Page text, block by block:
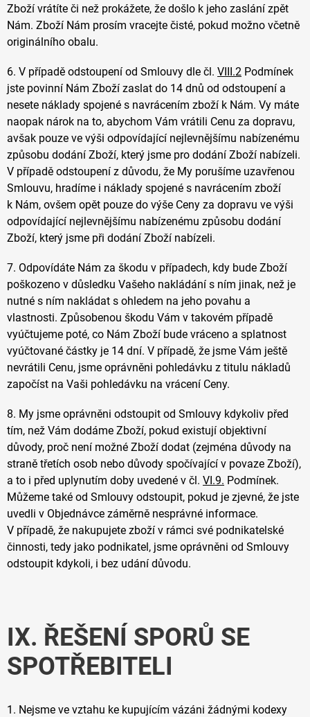
Zboží vrátíte či než prokážete, že došlo k jeho zaslání zpět
Nám. Zboží Nám prosím vracejte čisté, pokud možno včetně
originálního obalu.
6. V případě odstoupení od Smlouvy dle čl. VIII.2 Podmínek
jste povinní Nám Zboží zaslat do 14 dnů od odstoupení a
nesete náklady spojené s navrácením zboží k Nám. Vy máte
naopak nárok na to, abychom Vám vrátili Cenu za dopravu,
avšak pouze ve výši odpovídající nejlevnějšímu nabízenému
způsobu dodání Zboží, který jsme pro dodání Zboží nabízeli.
V případě odstoupení z důvodu, že My porušíme uzavřenou
Smlouvu, hradíme i náklady spojené s navrácením zboží
k Nám, ovšem opět pouze do výše Ceny za dopravu ve výši
odpovídající nejlevnějšímu nabízenému způsobu dodání
Zboží, který jsme při dodání Zboží nabízeli.
7. Odpovídáte Nám za škodu v případech, kdy bude Zboží
poškozeno v důsledku Vašeho nakládání s ním jinak, než je
nutné s ním nakládat s ohledem na jeho povahu a
vlastnosti. Způsobenou škodu Vám v takovém případě
vyúčtujeme poté, co Nám Zboží bude vráceno a splatnost
vyúčtované částky je 14 dní. V případě, že jsme Vám ještě
nevrátili Cenu, jsme oprávněni pohledávku z titulu nákladů
započíst na Vaši pohledávku na vrácení Ceny.
8. My jsme oprávněni odstoupit od Smlouvy kdykoliv před
tím, než Vám dodáme Zboží, pokud existují objektivní
důvody, proč není možné Zboží dodat (zejména důvody na
straně třetích osob nebo důvody spočívající v povaze Zboží),
a to i před uplynutím doby uvedené v čl. VI.9. Podmínek.
Můžeme také od Smlouvy odstoupit, pokud je zjevné, že jste
uvedli v Objednávce záměrně nesprávné informace.
V případě, že nakupujete zboží v rámci své podnikatelské
činnosti, tedy jako podnikatel, jsme oprávněni od Smlouvy
odstoupit kdykoli, i bez udání důvodu.
IX. ŘEŠENÍ SPORŮ SE
SPOTŘEBITELI
1. Nejsme ve vztahu ke kupujícím vázáni žádnými kodexy